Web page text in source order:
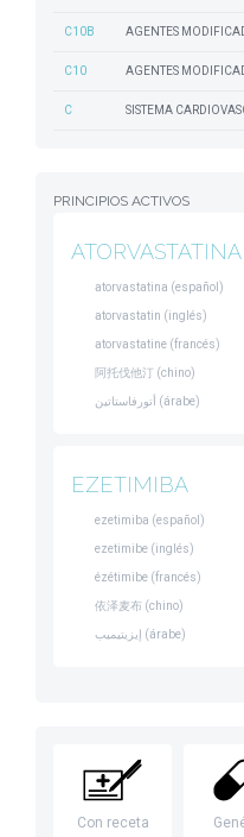
C10B AGENTES
C10 AGENTES
C SISTEMA
PRINCIPIOS ACTIVOS
ATORVASTATINA
atorvastatina (español)
atorvastatin (inglés)
atorvastatine (francés)
阿托伐他汀 (chino)
أتورفاستاتين (árabe)
EZETIMIBA
ezetimiba (español)
ezetimibe (inglés)
ézétimibe (francés)
依泽麦布 (chino)
إيزيتيميب (árabe)
Con receta